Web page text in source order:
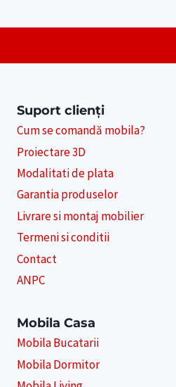
Suport clienți
Cum se comandă mobila?
Proiectare 3D
Modalitati de plata
Garantia produselor
Livrare si montaj mobilier
Termeni si conditii
Contact
ANPC
Mobila Casa
Mobila Bucatarii
Mobila Dormitor